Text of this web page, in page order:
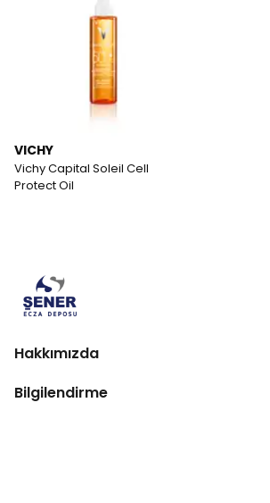
VICHY
Vichy Capital Soleil Cell
Protect Oil
Hakkımızda
Bilgilendirme